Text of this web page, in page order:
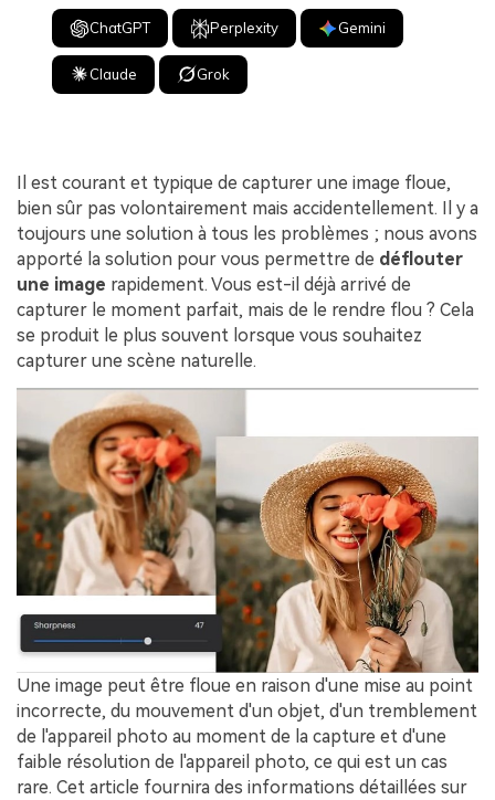
ChatGPT Perplexity Gemini
Claude Grok
Il est courant et typique de capturer une image floue,
bien sûr pas volontairement mais accidentellement. Il y a
toujours une solution à tous les problèmes ; nous avons
apporté la solution pour vous permettre de déflouter
une image rapidement. Vous est-il déjà arrivé de
capturer le moment parfait, mais de le rendre flou ? Cela
se produit le plus souvent lorsque vous souhaitez
capturer une scène naturelle.
Une image peut être floue en raison d'une mise au point
incorrecte, du mouvement d'un objet, d'un tremblement
de l'appareil photo au moment de la capture et d'une
faible résolution de l'appareil photo, ce qui est un cas
rare. Cet article fournira des informations détaillées sur